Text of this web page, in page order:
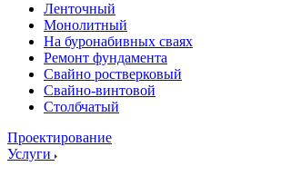
Ленточный
Монолитный
На буронабивных сваях
Ремонт фундамента
Свайно ростверковый
Свайно-винтовой
Столбчатый
Проектирование
Услуги